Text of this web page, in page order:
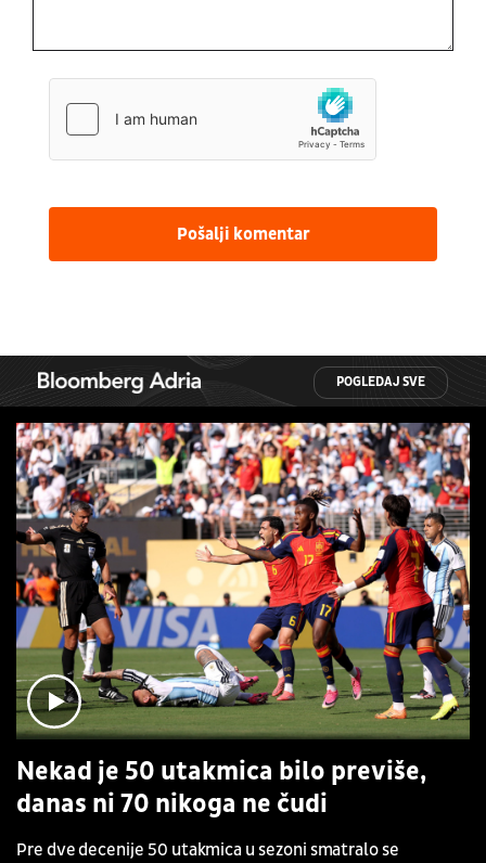
Pošalji komentar
POGLEDAJ SVE
Nekad je 50 utakmica bilo previše,
danas ni 70 nikoga ne čudi
Pre dve decenije 50 utakmica u sezoni smatralo se